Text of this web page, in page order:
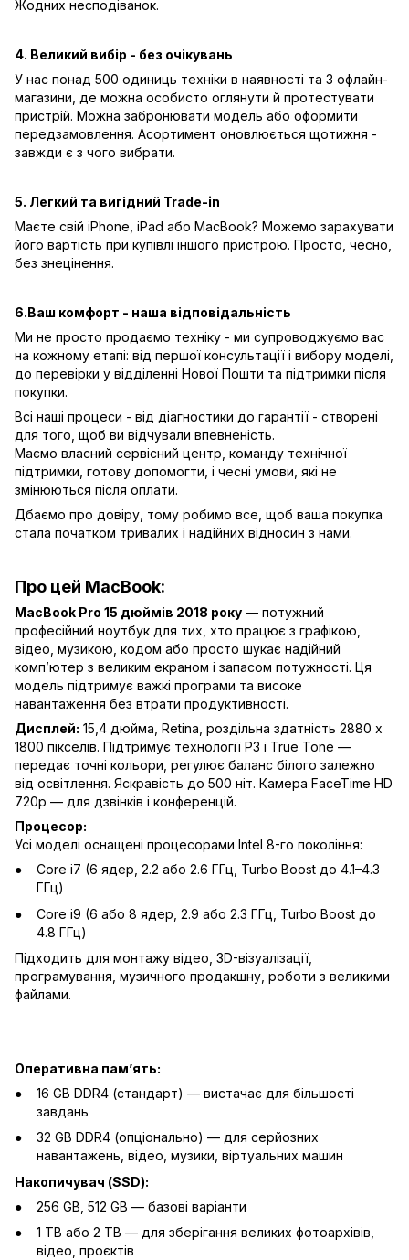
Жодних несподіванок.
4. Великий вибір - без очікувань
У нас понад 500 одиниць техніки в наявності та 3 офлайн-
магазини, де можна особисто оглянути й протестувати
пристрій. Можна забронювати модель або оформити
передзамовлення. Асортимент оновлюється щотижня -
завжди є з чого вибрати.
5. Легкий та вигідний Trade-in
Маєте свій iPhone, iPad або MacBook? Можемо зарахувати
його вартість при купівлі іншого пристрою. Просто, чесно,
без знецінення.
6.Ваш комфорт - наша відповідальність
Ми не просто продаємо техніку - ми супроводжуємо вас
на кожному етапі: від першої консультації і вибору моделі,
до перевірки у відділенні Нової Пошти та підтримки після
покупки.
Всі наші процеси - від діагностики до гарантії - створені
для того, щоб ви відчували впевненість.
Маємо власний сервісний центр, команду технічної
підтримки, готову допомогти, і чесні умови, які не
змінюються після оплати.
Дбаємо про довіру, тому робимо все, щоб ваша покупка
стала початком тривалих і надійних відносин з нами.
Про цей MacBook:
MacBook Pro 15 дюймів 2018 року — потужний
професійний ноутбук для тих, хто працює з графікою,
відео, музикою, кодом або просто шукає надійний
компʼютер з великим екраном і запасом потужності. Ця
модель підтримує важкі програми та високе
навантаження без втрати продуктивності.
Дисплей: 15,4 дюйма, Retina, роздільна здатність 2880 x
1800 пікселів. Підтримує технології P3 і True Tone —
передає точні кольори, регулює баланс білого залежно
від освітлення. Яскравість до 500 ніт. Камера FaceTime HD
720p — для дзвінків і конференцій.
Процесор:
Усі моделі оснащені процесорами Intel 8-го покоління:
Core i7 (6 ядер, 2.2 або 2.6 ГГц, Turbo Boost до 4.1–4.3
ГГц)
Core i9 (6 або 8 ядер, 2.9 або 2.3 ГГц, Turbo Boost до
4.8 ГГц)
Підходить для монтажу відео, 3D-візуалізації,
програмування, музичного продакшну, роботи з великими
файлами.
Оперативна памʼять:
16 GB DDR4 (стандарт) — вистачає для більшості
завдань
32 GB DDR4 (опціонально) — для серйозних
навантажень, відео, музики, віртуальних машин
Накопичувач (SSD):
256 GB, 512 GB — базові варіанти
1 TB або 2 TB — для зберігання великих фотоархівів,
відео, проєктів